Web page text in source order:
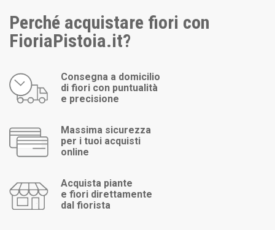
Perché acquistare fiori con
FioriaPistoia.it?
Consegna a domicilio
di fiori con puntualità
e precisione
Massima sicurezza
per i tuoi acquisti
online
Acquista piante
e fiori direttamente
dal fiorista